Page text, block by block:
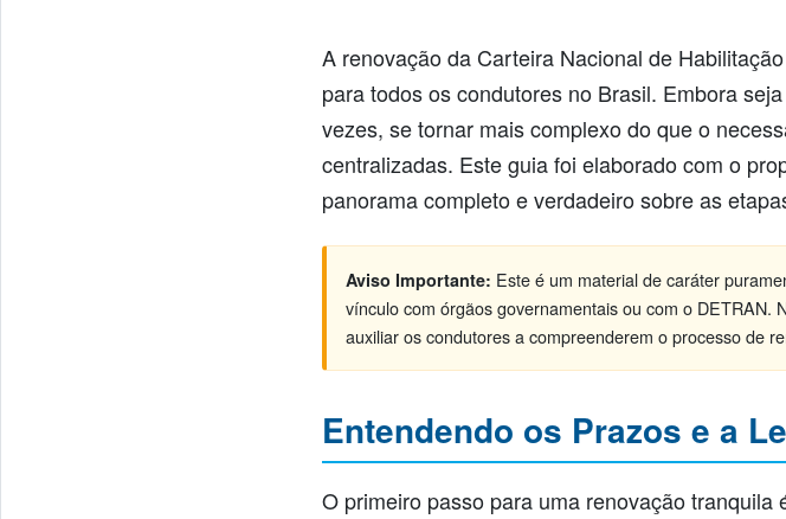
A renovação da Carteira Nacional de
para todos os condutores no Brasil. Embora
vezes, se tornar mais complexo do que o
centralizadas. Este guia foi elaborado com o
panorama completo e verdadeiro sobre as
Aviso Importante: Este é um material de caráter
vínculo com órgãos governamentais ou com o DETRAN.
auxiliar os condutores a compreenderem o processo de
Entendendo os Prazos e a
O primeiro passo para uma renovação